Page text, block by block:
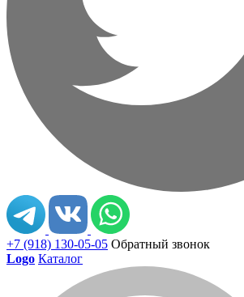
+7 (918) 130-05-05 Обратный звонок
Logo Каталог